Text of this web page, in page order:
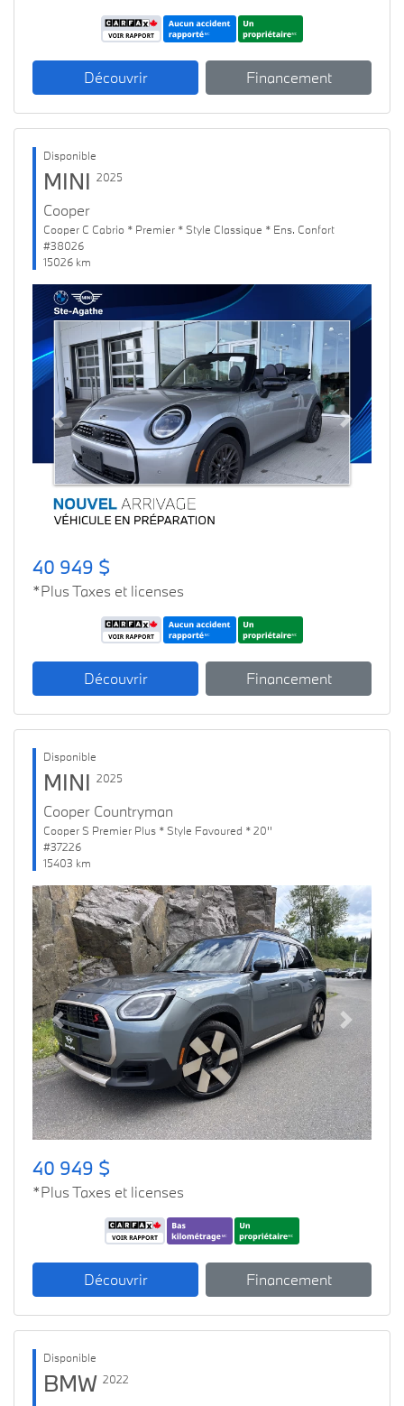
Découvrir Financement
Disponible
MINI 2025
Cooper
Cooper C Cabrio * Premier * Style Classique * Ens. Confort
#38026
15026 km
Previous Next
40 949 $
*Plus Taxes et licenses
Découvrir Financement
Disponible
MINI 2025
Cooper Countryman
Cooper S Premier Plus * Style Favoured * 20''
#37226
15403 km
Previous Next
40 949 $
*Plus Taxes et licenses
Découvrir Financement
Disponible
BMW 2022